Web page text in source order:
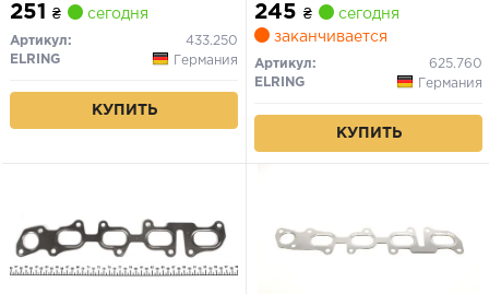
251 ₴ сегодня
Артикул:
433.250
ELRING
Германия
КУПИТЬ
245 ₴
сегодня
заканчивается
Артикул:
625.760
ELRING
Германия
КУПИТЬ